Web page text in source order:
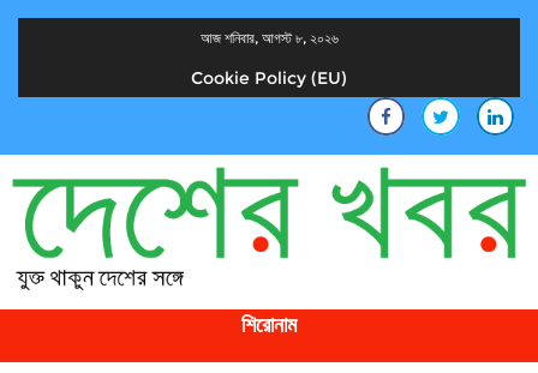
আজ শনিবার, আগস্ট ৮, ২০২৬
Cookie Policy (EU)
শিরোনাম